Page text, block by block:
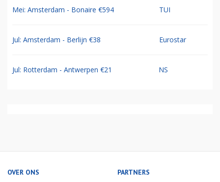
Mei: Amsterdam - Bonaire €594 TUI
Jul: Amsterdam - Berlijn €38 Eurostar
Jul: Rotterdam - Antwerpen €21 NS
OVER ONS PARTNERS